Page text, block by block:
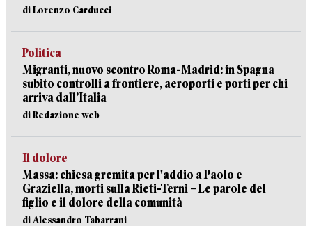
di Lorenzo Carducci
Politica
Migranti, nuovo scontro Roma-Madrid: in Spagna
subito controlli a frontiere, aeroporti e porti per chi
arriva dall’Italia
di Redazione web
Il dolore
Massa: chiesa gremita per l'addio a Paolo e
Graziella, morti sulla Rieti-Terni – Le parole del
figlio e il dolore della comunità
di Alessandro Tabarrani